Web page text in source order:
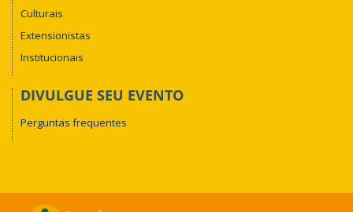
Culturais
Extensionistas
Institucionais
DIVULGUE SEU EVENTO
Perguntas frequentes